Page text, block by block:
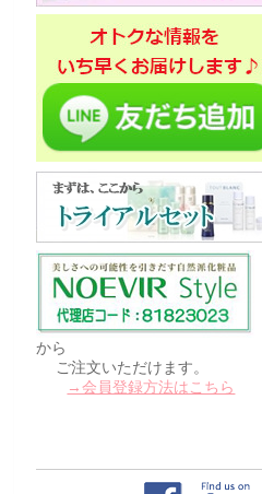
から
ご注文いただけます。
→会員登録方法はこちら